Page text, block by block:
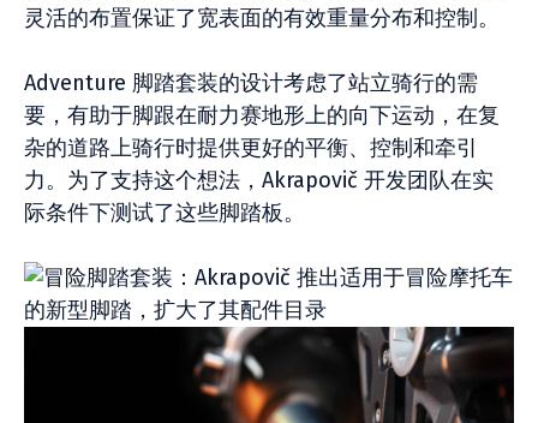
灵活的布置保证了宽表面的有效重量分布和控制。
Adventure 脚踏套装的设计考虑了站立骑行的需
要，有助于脚跟在耐力赛地形上的向下运动，在复
杂的道路上骑行时提供更好的平衡、控制和牵引
力。为了支持这个想法，Akrapovič 开发团队在实
际条件下测试了这些脚踏板。